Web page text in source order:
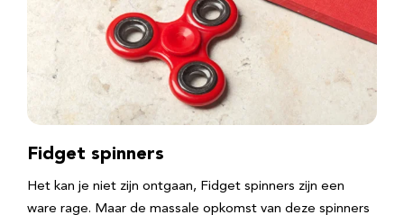
Fidget spinners
Het kan je niet zijn ontgaan, Fidget spinners zijn een
ware rage. Maar de massale opkomst van deze spinners